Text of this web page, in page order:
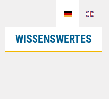
WISSENSWERTES